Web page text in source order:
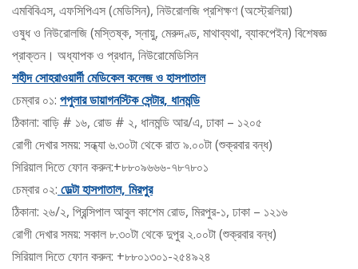
এমবিবিএস, এফসিপিএস (মেডিসিন), নিউরোলজি প্রশিক্ষণ (অস্ট্রেলিয়া)
ওষুধ ও নিউরোলজি (মস্তিষ্ক, স্নায়ু, মেরুদণ্ড, মাথাব্যথা, ব্যাকপেইন) বিশেষজ্ঞ
প্রাক্তন। অধ্যাপক ও প্রধান, নিউরোমেডিসিন
শহীদ সোহরাওয়ার্দী মেডিকেল কলেজ ও হাসপাতাল
চেম্বার ০১: পপুলার ডায়াগনস্টিক সেন্টার, ধানমন্ডি
ঠিকানা: বাড়ি # ১৬, রোড # ২, ধানমন্ডি আর/এ, ঢাকা – ১২০৫
রোগী দেখার সময়: সন্ধ্যা ৬.৩০টা থেকে রাত ৯.০০টা (শুক্রবার বন্ধ)
সিরিয়াল দিতে ফোন করুন:+৮৮০৯৬৬৬-৭৮৭৮০১
চেম্বার ০২: ডেল্টা হাসপাতাল, মিরপুর
ঠিকানা: ২৬/২, প্রিন্সিপাল আবুল কাশেম রোড, মিরপুর-১, ঢাকা – ১২১৬
রোগী দেখার সময়: সকাল ৮.৩০টা থেকে দুপুর ২.০০টা (শুক্রবার বন্ধ)
সিরিয়াল দিতে ফোন করুন: +৮৮০১৩০১-২৫৪৯২৪